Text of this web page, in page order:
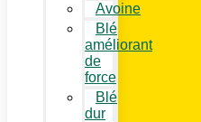
Avoine
Blé
améliorant
de
force
Blé
dur